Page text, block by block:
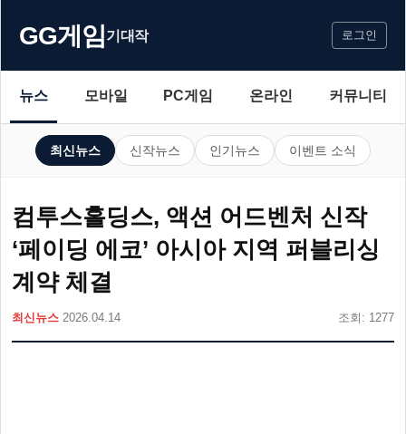
GG게임기대작 로그인
뉴스 모바일 PC게임 온라인 커뮤니티
최신뉴스 신작뉴스 인기뉴스 이벤트 소식
컴투스홀딩스, 액션 어드벤처 신작
‘페이딩 에코’ 아시아 지역 퍼블리싱
계약 체결
최신뉴스 2026.04.14 조회: 1277